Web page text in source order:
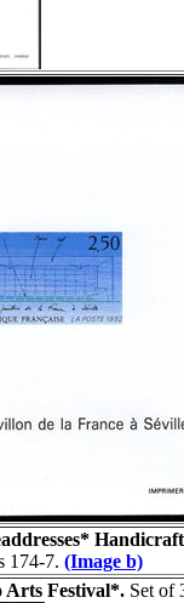
174-7. (Image b)
Arts Festival*. Set of